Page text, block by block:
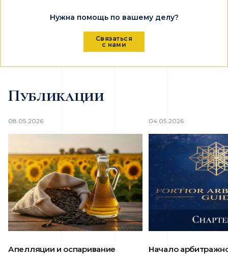
Нужна помощь по вашему делу?
Связаться
с нами
Публикации
08.05.2026
Апелляции и оспаривание
04.05.2026
Начало